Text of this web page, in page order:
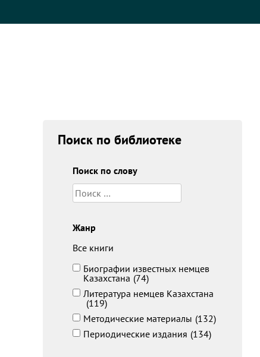
Поиск по библиотеке
Поиск по слову
Жанр
Все книги
Биографии известных немцев
Казахстана (74)
Литература немцев Казахстана
(119)
Методические материалы (132)
Периодические издания (134)